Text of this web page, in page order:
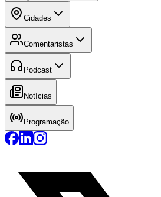
Cidades
Comentaristas
Podcast
Notícias
Programação